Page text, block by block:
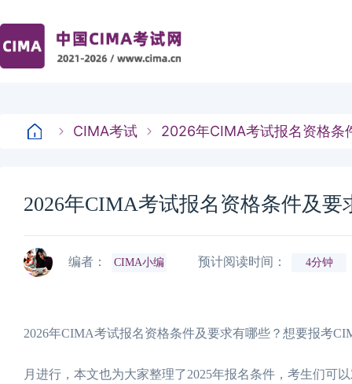
CIMA考试 2026年CIMA考试报名资格条
2026年CIMA考试报名资格条件及要
编者： CIMA小编 预计阅读时间： 4分钟
2026年CIMA考试报名资格条件及要求有哪些？想要报考
月进行，本文也为大家整理了2025年报名条件，考生们可